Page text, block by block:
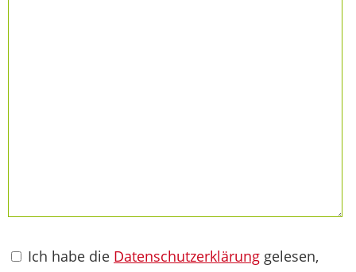
Ich habe die Datenschutzerklärung gelesen,